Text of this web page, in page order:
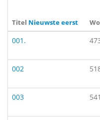
Titel Nieuwste eerst
001.
002
003
541